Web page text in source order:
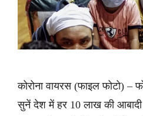
कोरोना वायरस (फाइल फोटो)
सुनें देश में हर 10 लाख की आबादी